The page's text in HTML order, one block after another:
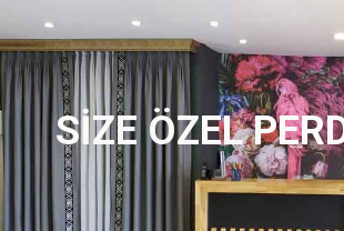
SİZE ÖZEL